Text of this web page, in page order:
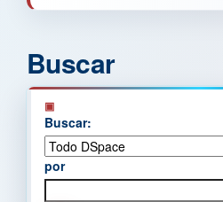
Buscar
Buscar:
por